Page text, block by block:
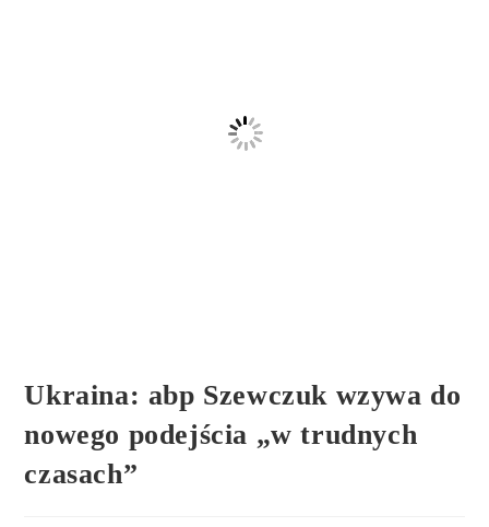
Ukraina: abp Szewczuk wzywa do
nowego podejścia „w trudnych
czasach”